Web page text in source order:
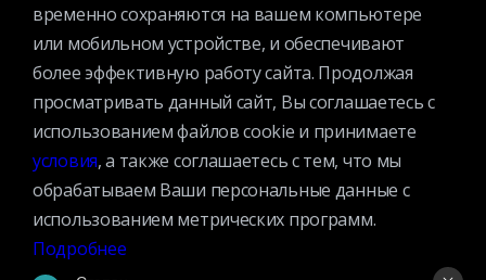
Спецпроекты
Премии
Официальные документы
Противодействие коррупции
Противодействие экстремизму
Ученый совет
Организационная структура
временно сохраняются на вашем компьютере
или мобильном устройстве, и обеспечивают
более эффективную работу сайта. Продолжая
просматривать данный сайт, Вы соглашаетесь с
использованием файлов cookie и принимаете
условия, а также соглашаетесь с тем, что мы
обрабатываем Ваши персональные данные с
использованием метрических программ.
Подробнее